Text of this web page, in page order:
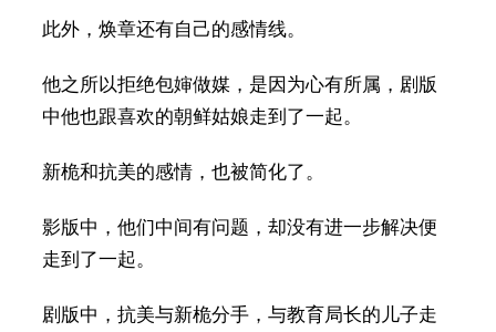
此外，焕章还有自己的感情线。
他之所以拒绝包婶做媒，是因为心有所属，剧版
中他也跟喜欢的朝鲜姑娘走到了一起。
新桅和抗美的感情，也被简化了。
影版中，他们中间有问题，却没有进一步解决便
走到了一起。
剧版中，抗美与新桅分手，与教育局长的儿子走